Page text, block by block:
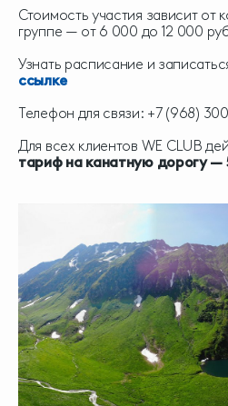
Стоимость участия зависит от
группе — от 6 000 до 12 000
Узнать расписание и
ссылке
Телефон для связи: +7 (968)
Для всех клиентов WE CLUB
тариф на канатную дорогу —